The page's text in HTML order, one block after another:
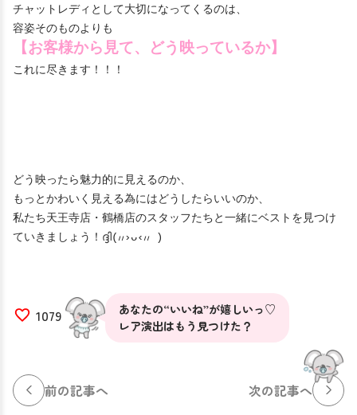
チャットレディとして大切になってくるのは、
容姿そのものよりも
【お客様から見て、どう映っているか】
これに尽きます！！！
どう映ったら魅力的に見えるのか、
もっとかわいく見える為にはどうしたらいいのか、
私たち天王寺店・鶴橋店のスタッフたちと一緒にベストを見つけ
ていきましょう！ദ്ദി(៸៸›ᴗ‹៸៸ )
1079
あなたの“いいね”が嬉しいっ♡
レア演出はもう見つけた？
前の記事へ 次の記事へ